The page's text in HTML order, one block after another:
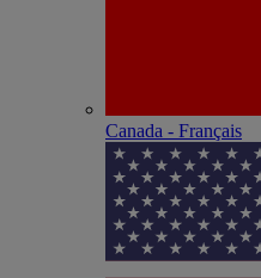
Canada - Français